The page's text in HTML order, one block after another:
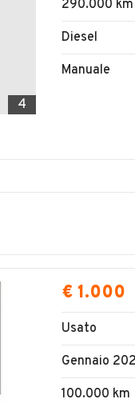
4
290.000 km
Diesel
Manuale
€ 1.000
Usato
Gennaio
100.000 km